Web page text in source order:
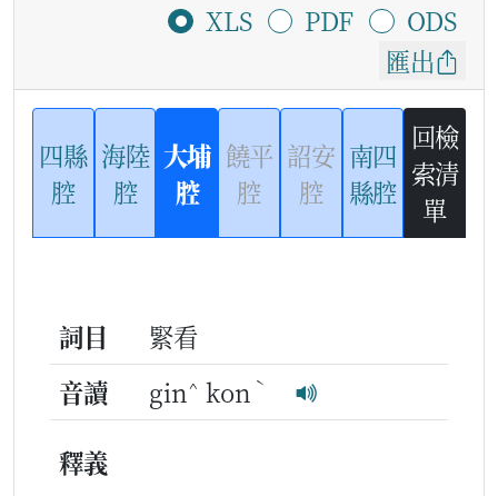
XLS
PDF
ODS
匯出
四縣
腔
海陸
腔
大埔
腔
饒平
腔
詔安
腔
南四
縣腔
回檢
索清
單
詞目
緊看
音讀
gin^ kon ˋ
釋義